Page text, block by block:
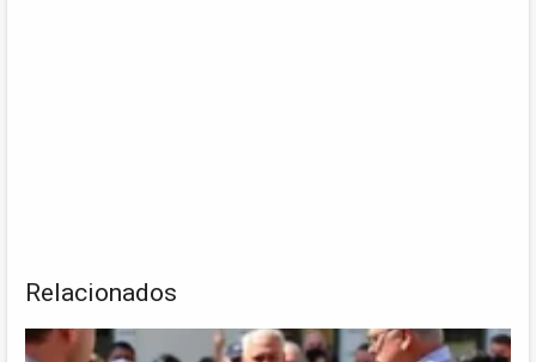
Relacionados